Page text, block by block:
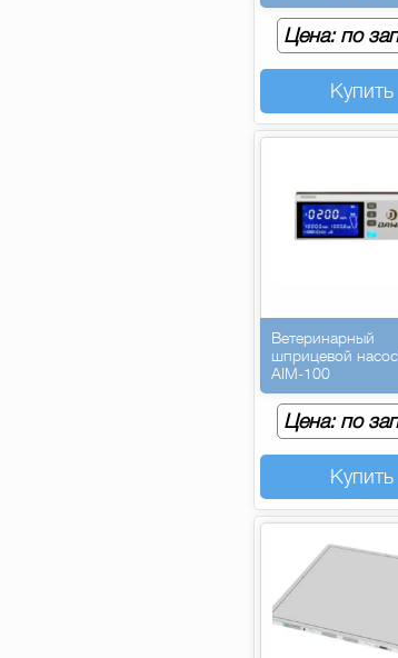
Цена: по
Купить
Ветеринарный
шприцевой
AIM-100
Цена: по
Купить